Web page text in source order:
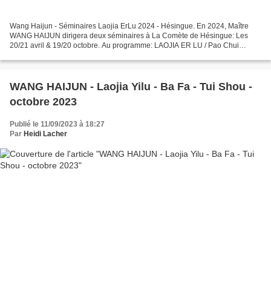
Wang Haijun - Séminaires Laojia ErLu 2024 - Hésingue. En 2024, Maître
WANG HAIJUN dirigera deux séminaires à La Comète de Hésingue: Les
20/21 avril & 19/20 octobre. Au programme: LAOJIA ER LU / Pao Chui
WANG HAIJUN - Laojia Yilu - Ba Fa - Tui Shou -
octobre 2023
Publié le 11/09/2023 à 18:27
Par Heidi Lacher